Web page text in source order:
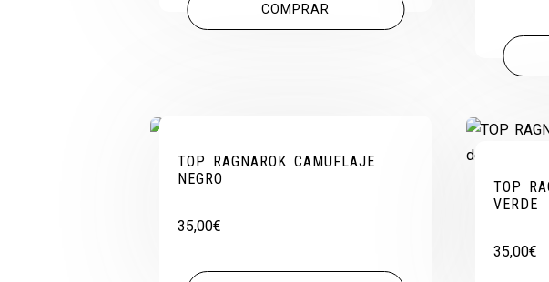
COMPRAR
TOP RAGNAROK CAMUFLAJE
NEGRO
35,00€
TOP
VERDE
35,00€